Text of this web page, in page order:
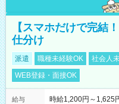
【スマホだけで完結
仕分け
派遣 職種未経験OK 社会人
WEB登録・面接OK
給与 時給1,200円～1,625